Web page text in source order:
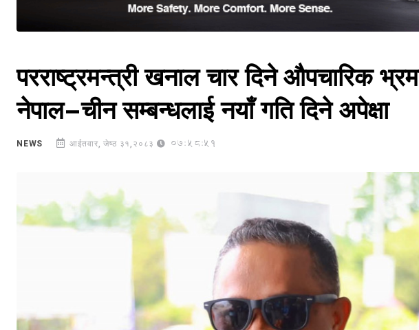
परराष्ट्रमन्त्री खनाल चार दिने औपचारिक
नेपाल–चीन सम्बन्धलाई नयाँ गति दिने अपेक्षा
NEWS आईतवार, जेष्ठ ३१,२०८३ 07:58:51